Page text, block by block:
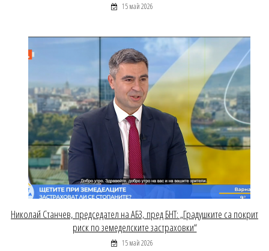
15 май 2026
Николай Станчев, председател на АБЗ, пред БНТ: „Градушките са покрит
риск по земеделските застраховки“
15 май 2026